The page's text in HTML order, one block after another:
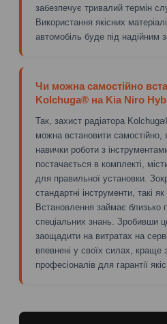
забезпечує тривалий термін
Використання якісних
автомобіль буде під надійним
Чи можна самостійно
Kolchuga® на Kia Niro
Так, захист радіатора
можна встановити самостійно,
навички роботи з
постачається в комплекті,
для правильної установки.
стандартні інструменти, такі
Встановлення займає близько
спеціальних знань. Зробивши
заощадити на витратах на
впевнені у своїх силах, краще
професіоналів для гарантії